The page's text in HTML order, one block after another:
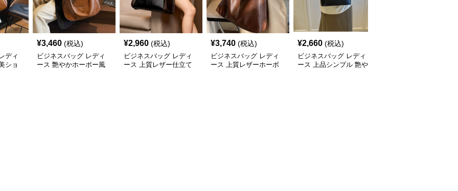
ディ
ショ
¥3,460 (税込)
ビジネスバッグ レディ
ース 艶やかホーボー風
¥2,960 (税込)
ビジネスバッグ レディ
ース 上質レザー仕立て
¥3,740 (税込)
ビジネスバッグ レディ
ース 上質レザーホーボ
¥2,660 (税込)
ビジネスバッグ レディ
ース 上品シンプル 艶や